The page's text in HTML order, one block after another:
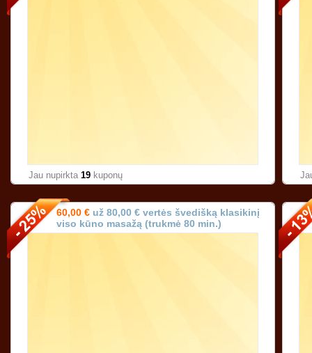
Jau nupirkta 19 kuponų
60,00 € už 80,00 € vertės švedišką klasikinį
viso kūno masažą (trukmė 80 min.)
Karoliniškėse Vilniuje!